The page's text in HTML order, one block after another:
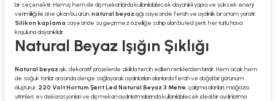
bir seçenektir. Hem iç hem de dış mekanlarda kullanılabilecek dayanıklı yapısı ve yüksek enerji
verimliliği ile öne çıkan bu ürün,natural beyaz ışığı sayesinde ferah ve aydınlık bir ortam yaratır.
Silikon kaplama sayesinde su geçirmez özelliğe sahip olan bu led şerit, her türlü hava
koşuluna dayanıklıdır.
Natural Beyaz Işığın Şıklığı
Natural beyaz ışık, dekoratif projelerde sıklıkla tercih edilen renklerden biridir. Hem sıcak hem
de soğuk tonlar arasında denge sağlayarak aydınlatılan alanlarda ferah ve doğal bir görünüm
oluşturur. 220 Volt Hortum Şerit Led Natural Beyaz 3 Metre, çalışma alanları, mağaza
vitrinleri, ev dekorasyonları ve dış mekan aydınlatmalarında kullanılabilecek ideal bir aydınlatma